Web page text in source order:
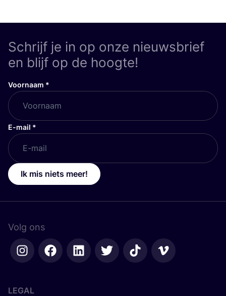
Schrijf je in op onze nieuwsbrief
en blijf op de hoogte!
Voornaam *
E-mail *
Ik mis niets meer!
Volg ons
LEGAL